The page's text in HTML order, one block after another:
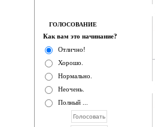
ГОЛОСОВАНИЕ
Как вам это начинание?
Отлично!
Хорошо.
Нормально.
Неочень.
Полный ...